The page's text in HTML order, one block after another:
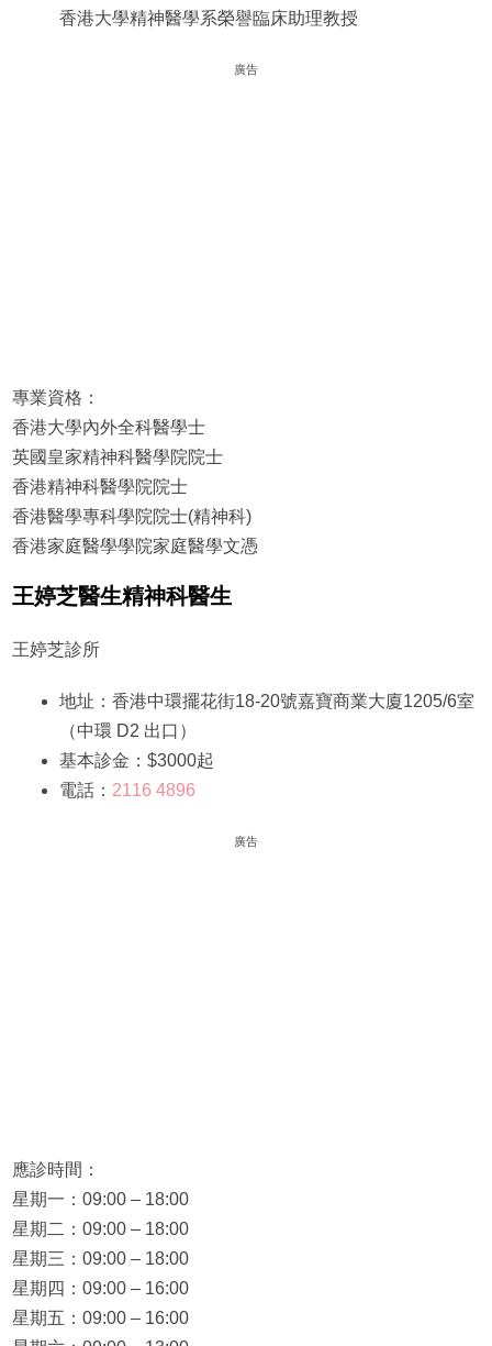
香港大學精神醫學系榮譽臨床助理教授
廣告
專業資格：
香港大學內外全科醫學士
英國皇家精神科醫學院院士
香港精神科醫學院院士
香港醫學專科學院院士(精神科)
香港家庭醫學學院家庭醫學文憑
王婷芝醫生精神科醫生
王婷芝診所
地址：香港中環擺花街18-20號嘉寶商業大廈1205/6室
（中環 D2 出口）
基本診金：$3000起
電話： 2116 4896
廣告
應診時間：
星期一：09:00 – 18:00
星期二：09:00 – 18:00
星期三：09:00 – 18:00
星期四：09:00 – 16:00
星期五：09:00 – 16:00